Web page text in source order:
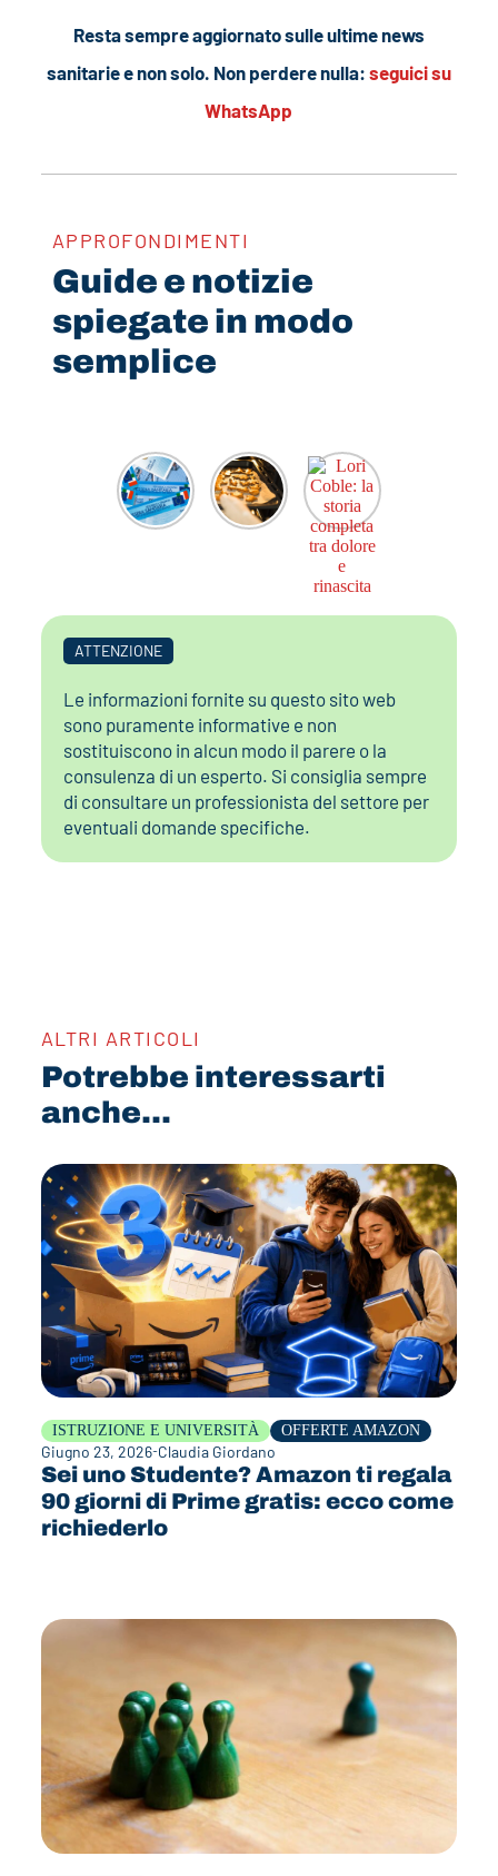
Resta sempre aggiornato sulle ultime news
sanitarie e non solo. Non perdere nulla: seguici su
WhatsApp
APPROFONDIMENTI
Guide e notizie
spiegate in modo
semplice
ATTENZIONE
Le informazioni fornite su questo sito web
sono puramente informative e non
sostituiscono in alcun modo il parere o la
consulenza di un esperto. Si consiglia sempre
di consultare un professionista del settore per
eventuali domande specifiche.
ALTRI ARTICOLI
Potrebbe interessarti
anche...
ISTRUZIONE E UNIVERSITÀ OFFERTE AMAZON
Giugno 23, 2026 Claudia Giordano
Sei uno Studente? Amazon ti regala
90 giorni di Prime gratis: ecco come
richiederlo